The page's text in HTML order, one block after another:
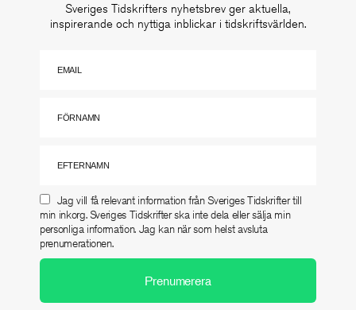
Sveriges Tidskrifters nyhetsbrev ger aktuella,
inspirerande och nyttiga inblickar i tidskriftsvärlden.
Jag vill få relevant information från Sveriges Tidskrifter till
min inkorg. Sveriges Tidskrifter ska inte dela eller sälja min
personliga information. Jag kan när som helst avsluta
prenumerationen.